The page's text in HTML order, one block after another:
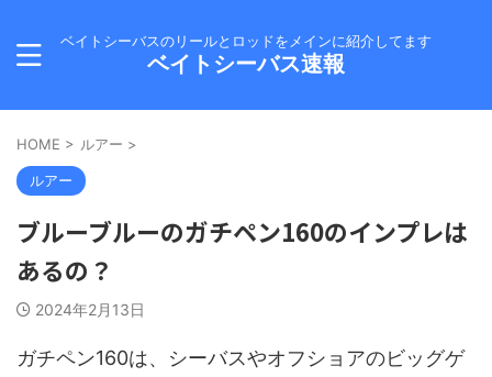
ベイトシーバスのリールとロッドをメインに紹介してます
ベイトシーバス速報
HOME > ルアー >
ルアー
ブルーブルーのガチペン160のインプレは
あるの？
2024年2月13日
ガチペン160は、シーバスやオフショアのビッグゲ